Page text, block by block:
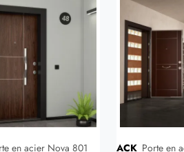
ACK Porte en